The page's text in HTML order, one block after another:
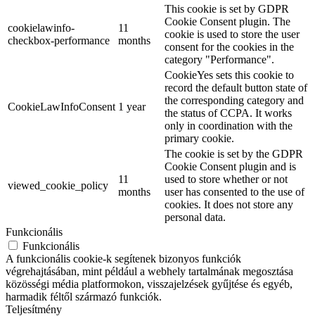
cookielawinfo-
checkbox-performance
11
months
This cookie is set by GDPR
Cookie Consent plugin. The
cookie is used to store the user
consent for the cookies in the
category "Performance".
CookieLawInfoConsent 1 year
CookieYes sets this cookie to
record the default button state of
the corresponding category and
the status of CCPA. It works
only in coordination with the
primary cookie.
viewed_cookie_policy
11
months
The cookie is set by the GDPR
Cookie Consent plugin and is
used to store whether or not
user has consented to the use of
cookies. It does not store any
personal data.
Funkcionális
Funkcionális
A funkcionális cookie-k segítenek bizonyos funkciók
végrehajtásában, mint például a webhely tartalmának megosztása
közösségi média platformokon, visszajelzések gyűjtése és egyéb,
harmadik féltől származó funkciók.
Teljesítmény